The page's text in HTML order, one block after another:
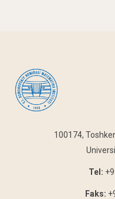
100174,
Tel:
Faks: